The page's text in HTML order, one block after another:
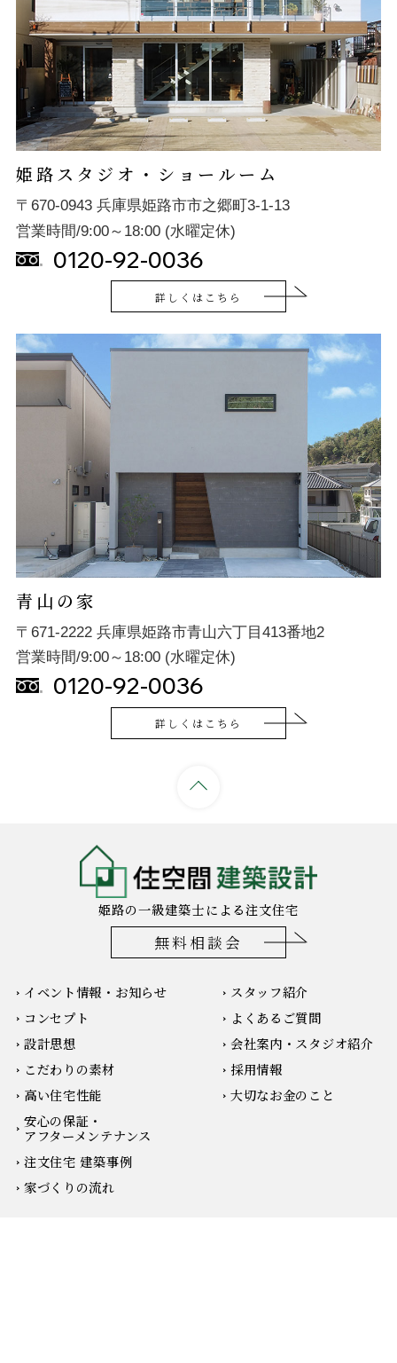
姫路スタジオ・ショールーム
〒670-0943 兵庫県姫路市市之郷町3-1-13
営業時間/9:00～18:00 (水曜定休)
0120-92-0036
詳しくはこちら
青山の家
〒671-2222 兵庫県姫路市青山六丁目413番地2
営業時間/9:00～18:00 (水曜定休)
0120-92-0036
詳しくはこちら
姫路の一級建築士による注文住宅
無料相談会
イベント情報・お知らせ
コンセプト
設計思想
こだわりの素材
高い住宅性能
安心の保証・
アフターメンテナンス
注文住宅 建築事例
家づくりの流れ
スタッフ紹介
よくあるご質問
会社案内・スタジオ紹介
採用情報
大切なお金のこと
無料相談会の予約